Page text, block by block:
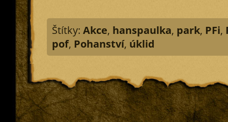
Štítky: Akce, hanspaulka, park, PFi,
pof, Pohanství, úklid